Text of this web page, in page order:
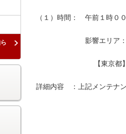
（１）時間：　午前１時０
影響エリア：　下記
【東京都】　
詳細内容　：上記メンテナ